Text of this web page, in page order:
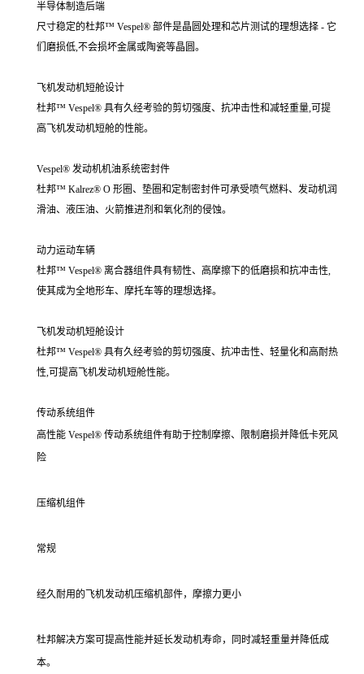
半导体制造后端
尺寸稳定的杜邦™ Vespel® 部件是晶圆处理和芯片测试的理想选择 - 它
们磨损低,不会损坏金属或陶瓷等晶圆。
飞机发动机短舱设计
杜邦™ Vespel® 具有久经考验的剪切强度、抗冲击性和减轻重量,可提
高飞机发动机短舱的性能。
Vespel® 发动机机油系统密封件
杜邦™ Kalrez® O 形圈、垫圈和定制密封件可承受喷气燃料、发动机润
滑油、液压油、火箭推进剂和氧化剂的侵蚀。
动力运动车辆
杜邦™ Vespel® 离合器组件具有韧性、高摩擦下的低磨损和抗冲击性,
使其成为全地形车、摩托车等的理想选择。
飞机发动机短舱设计
杜邦™ Vespel® 具有久经考验的剪切强度、抗冲击性、轻量化和高耐热
性,可提高飞机发动机短舱性能。
传动系统组件
高性能 Vespel® 传动系统组件有助于控制摩擦、限制磨损并降低卡死风
险
压缩机组件
常规
经久耐用的飞机发动机压缩机部件，摩擦力更小
杜邦解决方案可提高性能并延长发动机寿命，同时减轻重量并降低成
本。